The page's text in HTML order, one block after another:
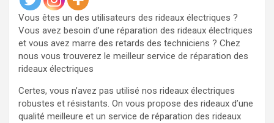
Vous êtes un des utilisateurs des rideaux électriques ?
Vous avez besoin d’une réparation des rideaux électriques
et vous avez marre des retards des techniciens ? Chez
nous vous trouverez le meilleur service de réparation des
rideaux électriques
Certes, vous n’avez pas utilisé nos rideaux électriques
robustes et résistants. On vous propose des rideaux d’une
qualité meilleure et un service de réparation des rideaux